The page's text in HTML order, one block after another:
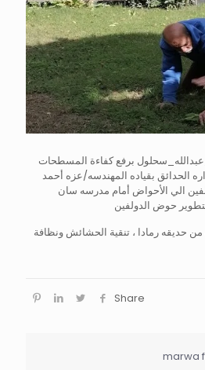
برفع كفاءة المسطحات
الحدائق بقياده المهندسه/عزه أحمد
الي الأحواض أمام مدرسه سان
لتطوير حوض الدولفين
حديقه رمادا ، تنقية الحشائش ونظافة
Share
marwa